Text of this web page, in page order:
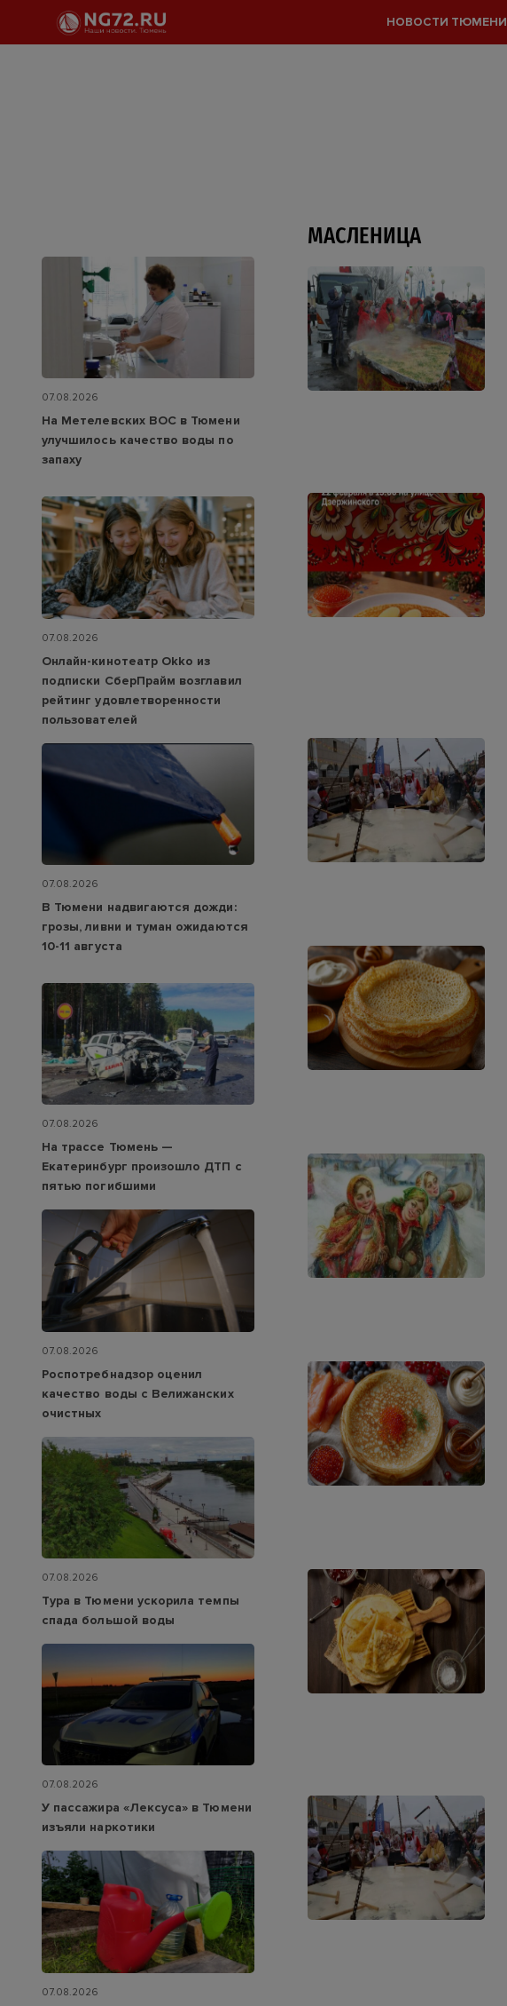
НОВОСТИ ТЮМЕНИ
МАСЛЕНИЦА
07.08.2026
На Метелевских ВОС в Тюмени
улучшилось качество воды по
запаху
07.08.2026
Онлайн-кинотеатр Okko из
подписки СберПрайм возглавил
рейтинг удовлетворенности
пользователей
07.08.2026
В Тюмени надвигаются дожди:
грозы, ливни и туман ожидаются
10-11 августа
07.08.2026
На трассе Тюмень —
Екатеринбург произошло ДТП с
пятью погибшими
07.08.2026
Роспотребнадзор оценил
качество воды с Велижанских
очистных
07.08.2026
Тура в Тюмени ускорила темпы
спада большой воды
07.08.2026
У пассажира «Лексуса» в Тюмени
изъяли наркотики
07.08.2026